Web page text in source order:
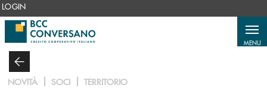
Salta al contenuto principale
LOGIN
MENU
NOVITÀ SOCI TERRITORIO